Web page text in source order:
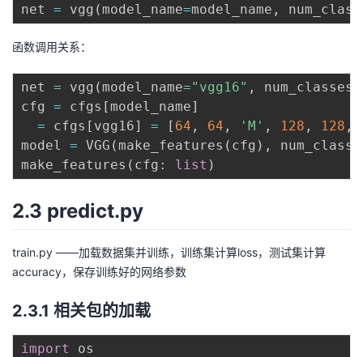
net = vgg ( model_name=model_name ,
函数调用关系：
net = vgg ( model_name="vgg16" , num_classes
cfg = cfgs [ model_name]
= cfgs [ vgg16] = [ 64 , 64 , 'M' , 128 , 128 ,
model = VGG ( make_features ( cfg ) ,
make_features ( cfg : list )
2.3 predict.py
train.py ——加载数据集并训练，训练集计算loss，测试集计算
accuracy，保存训练好的网络参数
2.3.1 相关包的加载
import